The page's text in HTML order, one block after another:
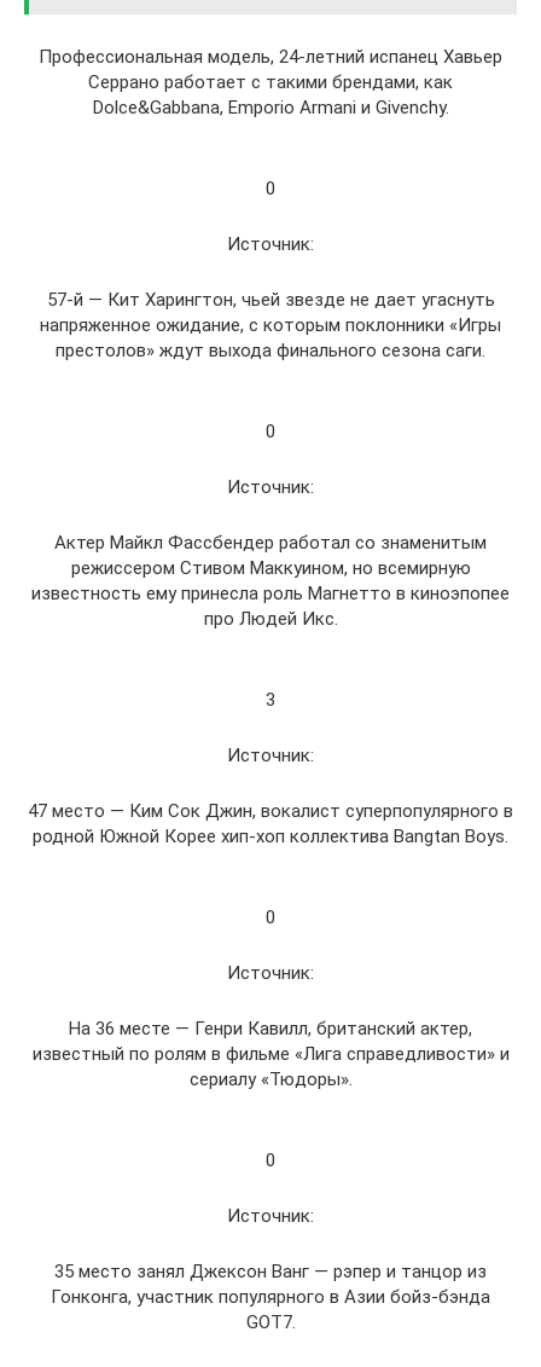
Профессиональная модель, 24-летний испанец Хавьер
Серрано работает с такими брендами, как
Dolce&Gabbana, Emporio Armani и Givenchy.
0
Источник:
57-й — Кит Харингтон, чьей звезде не дает угаснуть
напряженное ожидание, с которым поклонники «Игры
престолов» ждут выхода финального сезона саги.
0
Источник:
Актер Майкл Фассбендер работал со знаменитым
режиссером Стивом Маккуином, но всемирную
известность ему принесла роль Магнетто в киноэпопее
про Людей Икс.
3
Источник:
47 место — Ким Сок Джин, вокалист суперпопулярного в
родной Южной Корее хип-хоп коллектива Bangtan Boys.
0
Источник:
На 36 месте — Генри Кавилл, британский актер,
известный по ролям в фильме «Лига справедливости» и
сериалу «Тюдоры».
0
Источник:
35 место занял Джексон Ванг — рэпер и танцор из
Гонконга, участник популярного в Азии бойз-бэнда
GOT7.